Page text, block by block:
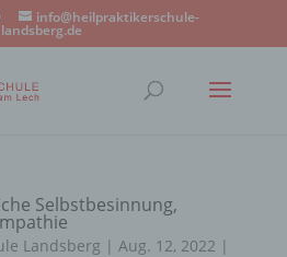
info@heilpraktikerschule-
landsberg.de
Selbstbesinnung,
Landsberg | Aug. 12, 2022 |